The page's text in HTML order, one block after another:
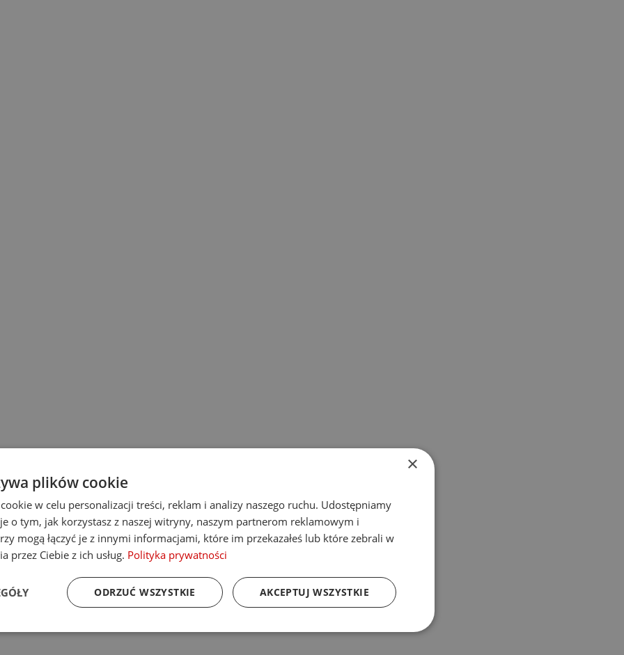
na grzejniku
×
plików cookie
w celu personalizacji treści, reklam i analizy naszego ruchu. Udostępniamy
o tym, jak korzystasz z naszej witryny, naszym partnerom reklamowym i
mogą łączyć je z innymi informacjami, które im przekazałeś lub które zebrali w
przez Ciebie z ich usług. Polityka prywatności
AKCEPTUJ WSZYSTKIE
ODRZUĆ WSZYSTKIE